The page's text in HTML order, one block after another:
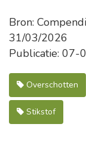
Bron:
31/03/2026
Publicatie: 07-
Overschotten
Stikstof